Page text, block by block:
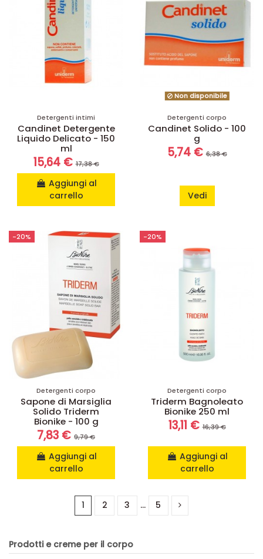
Detergenti intimi
Candinet Detergente
Liquido Delicato - 150
ml
15,64 €17,38 €
Aggiungi al
carrello
Non disponibile
Detergenti corpo
Candinet Solido - 100
g
5,74 €6,38 €
Vedi
-20%
Detergenti corpo
Sapone di Marsiglia
Solido Triderm
Bionike - 100 g
7,83 € 9,79 €
Aggiungi al
carrello
-20%
Detergenti corpo
Triderm Bagnoleato
Bionike 250 ml
13,11 €16,39 €
Aggiungi al
carrello
1 2 3 … 5
Prodotti e creme per il corpo